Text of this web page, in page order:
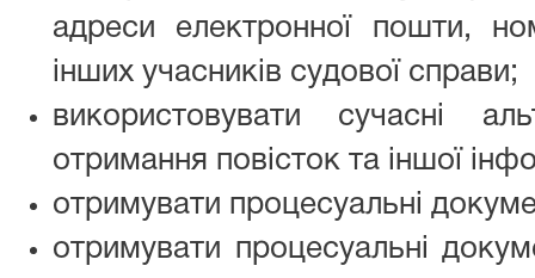
адреси електронної пошти,
інших учасників судової справи;
використовувати сучасні
отримання повісток та іншої
отримувати процесуальні
отримувати процесуальні